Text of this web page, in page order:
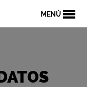
MENÚ